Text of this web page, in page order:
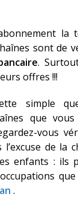
la
sont de
.
offres !!!
simple
que
vous
de la
enfants : ils
.